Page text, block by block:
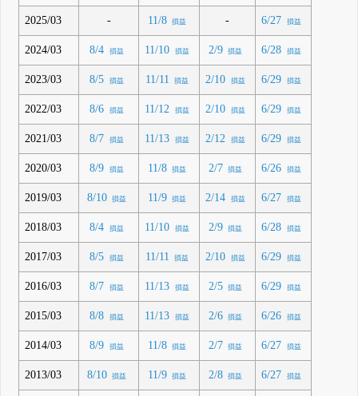
2025/03 - 11/8 損益 - 6/27 損益
2024/03 8/4 損益 11/10 損益 2/9 損益 6/28 損益
2023/03 8/5 損益 11/11 損益 2/10 損益 6/29 損益
2022/03 8/6 損益 11/12 損益 2/10 損益 6/29 損益
2021/03 8/7 損益 11/13 損益 2/12 損益 6/29 損益
2020/03 8/9 損益 11/8 損益 2/7 損益 6/26 損益
2019/03 8/10 損益 11/9 損益 2/14 損益 6/27 損益
2018/03 8/4 損益 11/10 損益 2/9 損益 6/28 損益
2017/03 8/5 損益 11/11 損益 2/10 損益 6/29 損益
2016/03 8/7 損益 11/13 損益 2/5 損益 6/29 損益
2015/03 8/8 損益 11/13 損益 2/6 損益 6/26 損益
2014/03 8/9 損益 11/8 損益 2/7 損益 6/27 損益
2013/03 8/10 損益 11/9 損益 2/8 損益 6/27 損益